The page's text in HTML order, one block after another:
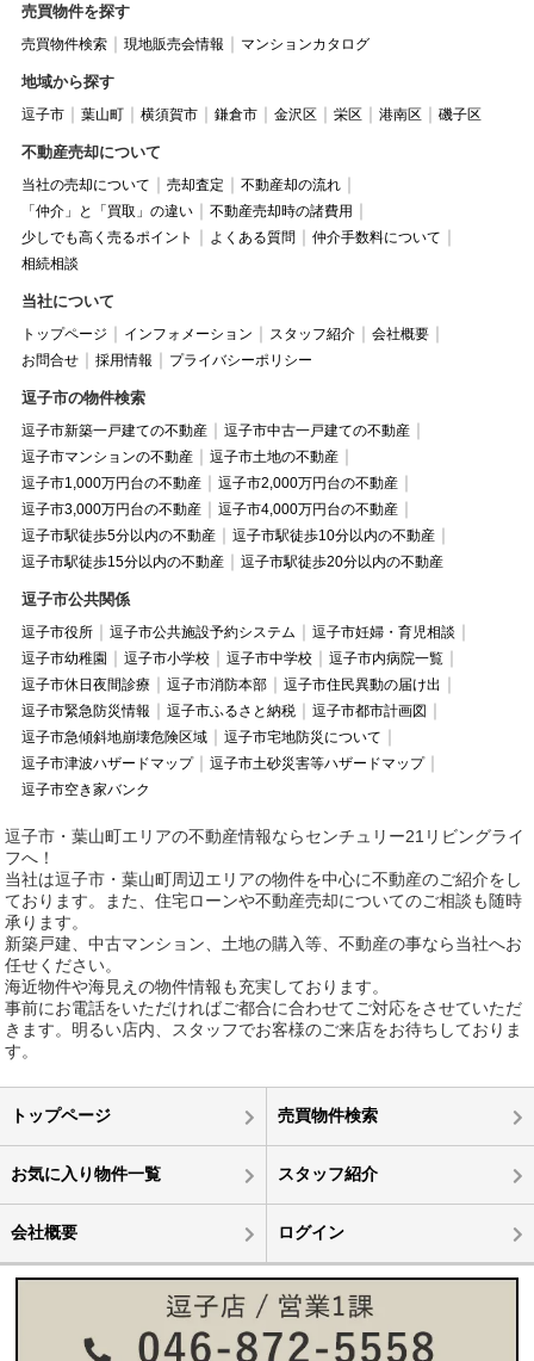
売買物件を探す
売買物件検索 現地販売会情報 マンションカタログ
地域から探す
逗子市 葉山町 横須賀市 鎌倉市 金沢区 栄区 港南区 磯子区
不動産売却について
当社の売却について 売却査定
不動産却の流れ
「仲介」と「買取」の違い
不動産売却時の諸費用
少しでも高く売るポイント
よくある質問
仲介手数料について
相続相談
当社について
トップページ インフォメーション スタッフ紹介
会社概要
お問合せ
採用情報 プライバシーポリシー
逗子市の物件検索
逗子市新築一戸建ての不動産
逗子市中古一戸建ての不動産
逗子市マンションの不動産
逗子市土地の不動産
逗子市1,000万円台の不動産
逗子市2,000万円台の不動産
逗子市3,000万円台の不動産
逗子市4,000万円台の不動産
逗子市駅徒歩5分以内の不動産
逗子市駅徒歩10分以内の不動産
逗子市駅徒歩15分以内の不動産
逗子市駅徒歩20分以内の不動産
逗子市公共関係
逗子市役所 逗子市公共施設予約システム
逗子市妊婦・育児相談
逗子市幼稚園
逗子市小学校 逗子市中学校
逗子市内病院一覧
逗子市休日夜間診療
逗子市消防本部
逗子市住民異動の届け出
逗子市緊急防災情報
逗子市ふるさと納税
逗子市都市計画図
逗子市急傾斜地崩壊危険区域
逗子市宅地防災について
逗子市津波ハザードマップ
逗子市土砂災害等ハザードマップ
逗子市空き家バンク
逗子市・葉山町エリアの不動産情報ならセンチュリー21リビングライ
フへ！
当社は逗子市・葉山町周辺エリアの物件を中心に不動産のご紹介をし
ております。また、住宅ローンや不動産売却についてのご相談も随時
承ります。
新築戸建、中古マンション、土地の購入等、不動産の事なら当社へお
任せください。
海近物件や海見えの物件情報も充実しております。
事前にお電話をいただければご都合に合わせてご対応をさせていただ
きます。明るい店内、スタッフでお客様のご来店をお待ちしておりま
す。
トップページ 売買物件検索
お気に入り物件一覧 スタッフ紹介
会社概要 ログイン